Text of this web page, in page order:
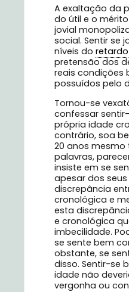
A exaltação da
do útil e o
jovial
social. Sentir se
níveis do
pretensão dos
reais condições
possuídos pelo
Tornou-se
confessar
própria idade
contrário, soa
20 anos mesmo
palavras,
insiste em se
apesar dos
discrepância
cronológica e
esta
e cronológica
imbecilidade.
se sente bem
obstante, se
disso. Sentir-se
idade não
vergonha ou